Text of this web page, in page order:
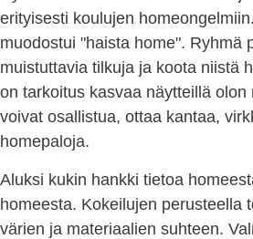
erityisesti koulujen
muodostui "haista home". Ryhmä
muistuttavia tilkuja ja koota niistä
on tarkoitus kasvaa näytteillä olon
voivat osallistua, ottaa kantaa,
homepaloja.
Aluksi kukin hankki tietoa
homeesta. Kokeilujen perusteella
värien ja materiaalien suhteen.